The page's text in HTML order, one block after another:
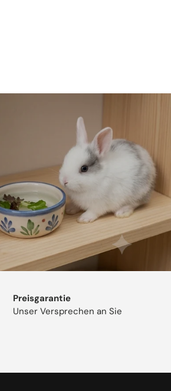
Preisgarantie
Unser Versprechen an Sie